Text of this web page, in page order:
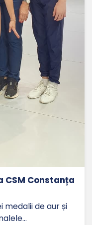
CSM Constanța
medalii de aur și